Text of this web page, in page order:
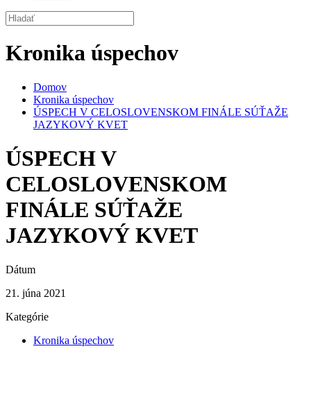
Kronika úspechov
Domov
Kronika úspechov
ÚSPECH V CELOSLOVENSKOM FINÁLE SÚŤAŽE
JAZYKOVÝ KVET
ÚSPECH V
CELOSLOVENSKOM
FINÁLE SÚŤAŽE
JAZYKOVÝ KVET
Dátum
21. júna 2021
Kategórie
Kronika úspechov